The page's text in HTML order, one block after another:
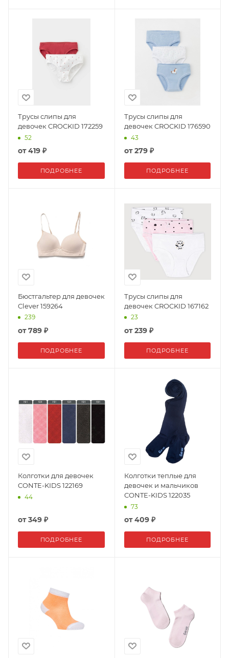
Трусы слипы для
девочек CROCKID 172259
52
от419 ₽
ПОДРОБНЕЕ
Трусы слипы для
девочек CROCKID 176590
43
от279 ₽
ПОДРОБНЕЕ
Бюстгальтер для девочек
Clever 159264
239
от789 ₽
ПОДРОБНЕЕ
Трусы слипы для
девочек CROCKID 167162
23
от239 ₽
ПОДРОБНЕЕ
Колготки для девочек
CONTE-KIDS 122169
44
от349 ₽
ПОДРОБНЕЕ
Колготки теплые для
девочек и мальчиков
CONTE-KIDS 122035
73
от409 ₽
ПОДРОБНЕЕ